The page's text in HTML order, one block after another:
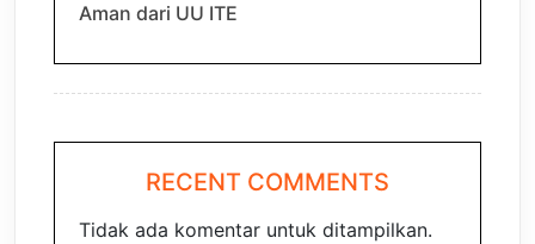
Aman dari UU ITE
RECENT COMMENTS
Tidak ada komentar untuk ditampilkan.